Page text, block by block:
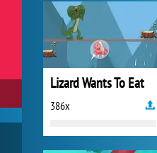
Lizard Wants To Eat
386x